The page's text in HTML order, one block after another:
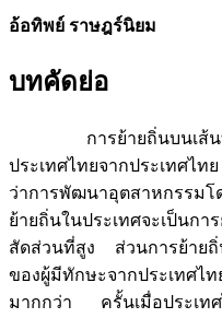
อ้อทิพย์ ราษฎร์นิยม
บทคัดย่อ
การย้ายถิ่นบนเส้นทา
ประเทศไทยจากประเทศ
ว่าการพัฒนาอุตสาหกรรม
ย้ายถิ่นในประเทศจะเป็นก
สัดส่วนที่สูง ส่วนการย้ายถิ่
ของผู้มีทักษะจากประเทศไ
มากกว่า ครั้นเมื่อประเท